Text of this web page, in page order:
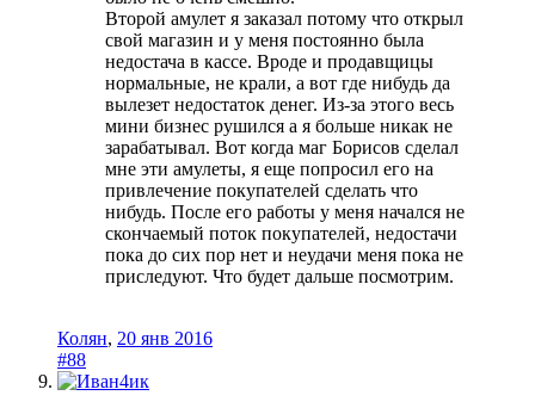
Второй амулет я заказал потому что открыл
свой магазин и у меня постоянно была
недостача в кассе. Вроде и продавщицы
нормальные, не крали, а вот где нибудь да
вылезет недостаток денег. Из-за этого весь
мини бизнес рушился а я больше никак не
зарабатывал. Вот когда маг Борисов сделал
мне эти амулеты, я еще попросил его на
привлечение покупателей сделать что
нибудь. После его работы у меня начался не
скончаемый поток покупателей, недостачи
пока до сих пор нет и неудачи меня пока не
приследуют. Что будет дальше посмотрим.
Колян, 20 янв 2016
#88